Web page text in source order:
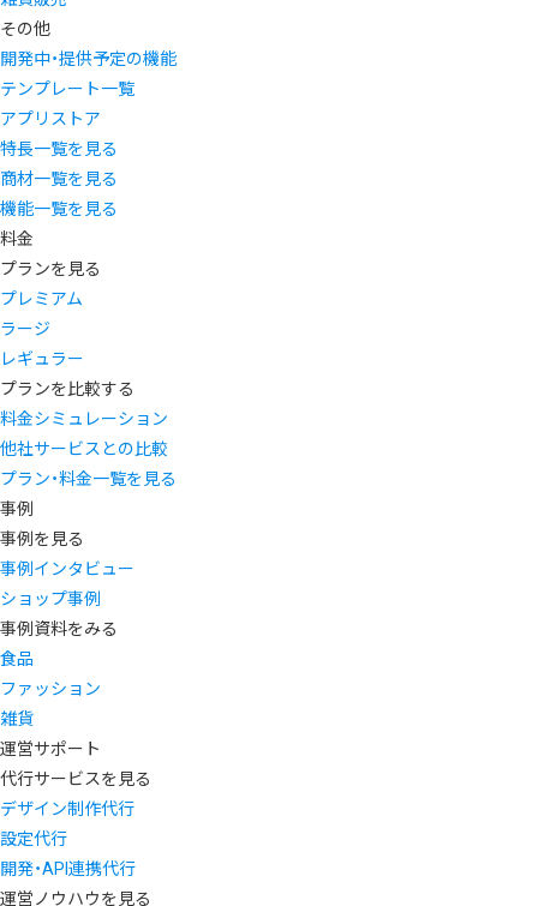
その他
開発中・提供予定の機能
テンプレート一覧
アプリストア
特長一覧を見る
商材一覧を見る
機能一覧を見る
料金
プランを見る
プレミアム
ラージ
レギュラー
プランを比較する
料金シミュレーション
他社サービスとの比較
プラン・料金一覧を見る
事例
事例を見る
事例インタビュー
ショップ事例
事例資料をみる
食品
ファッション
雑貨
運営サポート
代行サービスを見る
デザイン制作代行
設定代行
開発・API連携代行
運営ノウハウを見る